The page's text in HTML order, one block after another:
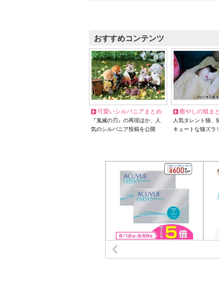
おすすめコンテンツ
可愛いシルバニアまとめ
『鬼滅の刃』の再現ほか、人
気のシルバニア投稿を公開
癒やしの猫ま
人気タレント猫
キュートな猫ズラ